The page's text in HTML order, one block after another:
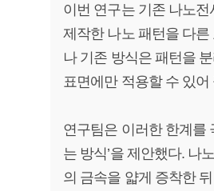
이번 연구는 기존 나노
제작한 나노 패턴을 다
나 기존 방식은 패턴을
표면에만 적용할 수 있
연구팀은 이러한 한계를
는 방식’을 제안했다. 나
의 금속을 얇게 증착한